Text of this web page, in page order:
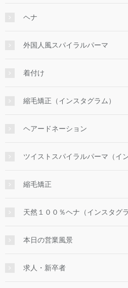
ヘナ
外国人風スパイラルパーマ
着付け
縮毛矯正（インスタグラム）
ヘアードネーション
ツイストスパイラルパーマ（イ
縮毛矯正
天然１００％ヘナ（インスタグラ
本日の営業風景
求人・新卒者